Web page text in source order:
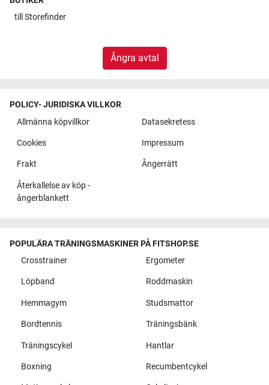
till Storefinder
Ångra avtal
POLICY- JURIDISKA VILLKOR
Allmänna köpvillkor
Datasekretess
Cookies Impressum
Frakt Ångerrätt
Återkallelse av köp -
ångerblankett
POPULÄRA TRÄNINGSMASKINER PÅ FITSHOP.SE
Crosstrainer
Ergometer
Löpband Roddmaskin
Hemmagym Studsmattor
Bordtennis Träningsbänk
Träningscykel Hantlar
Boxning Recumbentcykel